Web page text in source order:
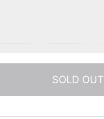
SOLD OUT